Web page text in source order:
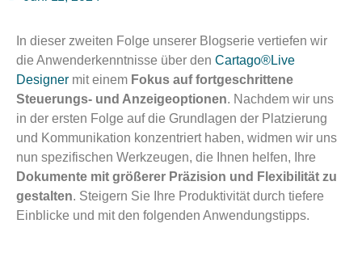
In dieser zweiten Folge unserer Blogserie vertiefen wir
die Anwenderkenntnisse über den Cartago®Live
Designer mit einem Fokus auf fortgeschrittene
Steuerungs- und Anzeigeoptionen. Nachdem wir uns
in der ersten Folge auf die Grundlagen der Platzierung
und Kommunikation konzentriert haben, widmen wir uns
nun spezifischen Werkzeugen, die Ihnen helfen, Ihre
Dokumente mit größerer Präzision und Flexibilität zu
gestalten. Steigern Sie Ihre Produktivität durch tiefere
Einblicke und mit den folgenden Anwendungstipps.